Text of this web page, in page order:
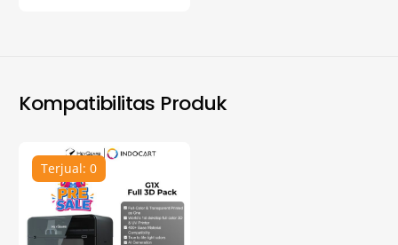
Kompatibilitas Produk
Terjual: 0